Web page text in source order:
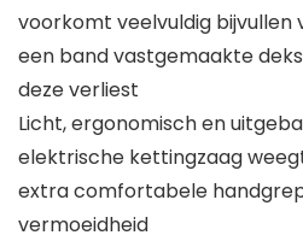
voorkomt veelvuldig bijvullen
een band vastgemaakte
deze verliest
Licht, ergonomisch en
elektrische kettingzaag
extra comfortabele
vermoeidheid